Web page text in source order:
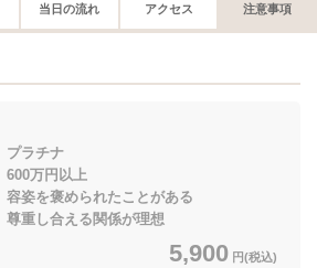
当日の流れ アクセス 注意事項
プラチナ
万円以上
を褒められたことがある
尊重し合える関係が理想
5,900 円(税込)